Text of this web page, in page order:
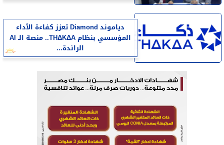
دياموند Diamond تعزز كفاءة الأداء
المؤسسي بنظام THΔKΔA.. منصة الـ AI
الرائدة...